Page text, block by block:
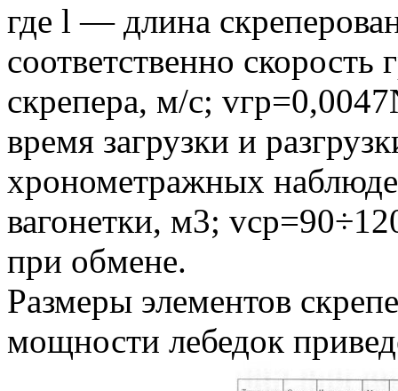
где l — длина
соответственно скорость
скрепера, м/с;
время загрузки и
хронометражных
вагонетки, м3;
при обмене.
Размеры элементов
мощности лебедок